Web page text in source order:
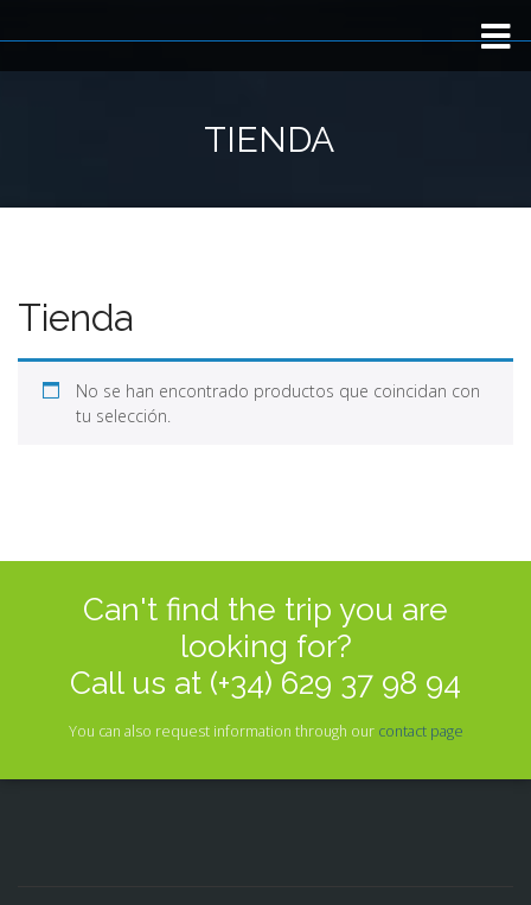
Inicio
TRIP TYPE
BLOG
TIENDA
Tienda
No se han encontrado productos que coincidan con
tu selección.
Can't find the trip you are
looking for?
Call us at (+34) 629 37 98 94
You can also request information through our contact page